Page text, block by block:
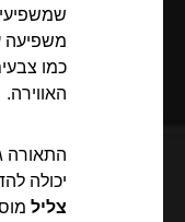
משפיעה
כמו
האווירה.
התאורה
יכולה
צליל